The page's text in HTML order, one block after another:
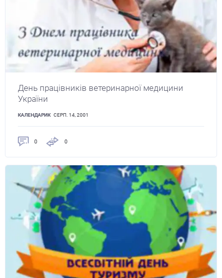
День працівників ветеринарної медицини
України
КАЛЕНДАРИК СЕРП. 14, 2001
0 0